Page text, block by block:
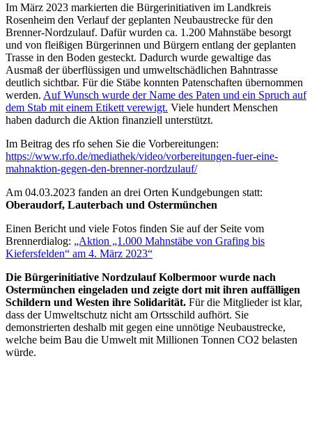
Im März 2023 markierten die Bürgerinitiativen im Landkreis
Rosenheim den Verlauf der geplanten Neubaustrecke für den
Brenner-Nordzulauf. Dafür wurden ca. 1.200 Mahnstäbe besorgt
und von fleißigen Bürgerinnen und Bürgern entlang der geplanten
Trasse in den Boden gesteckt. Dadurch wurde gewaltige das
Ausmaß der überflüssigen und umweltschädlichen Bahntrasse
deutlich sichtbar. Für die Stäbe konnten Patenschaften übernommen
werden. Auf Wunsch wurde der Name des Paten und ein Spruch auf
dem Stab mit einem Etikett verewigt. Viele hundert Menschen
haben dadurch die Aktion finanziell unterstützt.
Im Beitrag des rfo sehen Sie die Vorbereitungen:
https://www.rfo.de/mediathek/video/vorbereitungen-fuer-eine-
mahnaktion-gegen-den-brenner-nordzulauf/
Am 04.03.2023 fanden an drei Orten Kundgebungen statt:
Oberaudorf, Lauterbach und Ostermünchen
Einen Bericht und viele Fotos finden Sie auf der Seite vom
Brennerdialog: „Aktion „1.000 Mahnstäbe von Grafing bis
Kiefersfelden“ am 4. März 2023“
Die Bürgerinitiative Nordzulauf Kolbermoor wurde nach
Ostermünchen eingeladen und zeigte dort mit ihren auffälligen
Schildern und Westen ihre Solidarität. Für die Mitglieder ist klar,
dass der Umweltschutz nicht am Ortsschild aufhört. Sie
demonstrierten deshalb mit gegen eine unnötige Neubaustrecke,
welche beim Bau die Umwelt mit Millionen Tonnen CO2 belasten
würde.